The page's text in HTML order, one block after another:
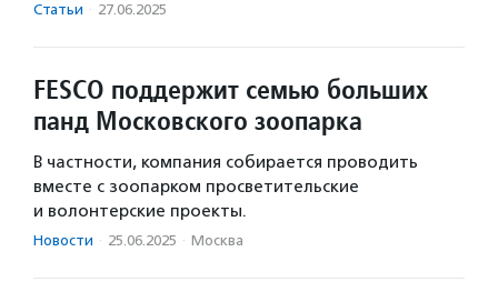
Статьи · 27.06.2025
FESCO поддержит семью больших
панд Московского зоопарка
В частности, компания собирается проводить
вместе с зоопарком просветительские
и волонтерские проекты.
Новости · 25.06.2025 · Москва